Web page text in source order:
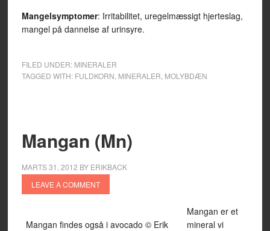
Mangelsymptomer: Irritabilitet, uregelmæssigt hjerteslag,
mangel på dannelse af urinsyre.
FILED UNDER: MINERALER
TAGGED WITH: FULDKORN MINERALER MOLYBDÆN
Mangan (Mn)
MARTS 31, 2012 BY ERIKBACK
LEAVE A COMMENT
Mangan findes også i avocado © Erik
Mangan er et
mineral vi